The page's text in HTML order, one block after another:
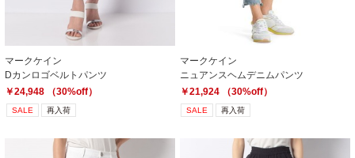
マークケイン
Dカンロゴベルトパンツ
￥24,948 （30%off）
SALE 再入荷
マークケイン
ニュアンスヘムデニムパンツ
￥21,924 （30%off）
SALE 再入荷